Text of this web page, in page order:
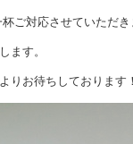
ご対応させていただき
ます。
りお待ちしております！